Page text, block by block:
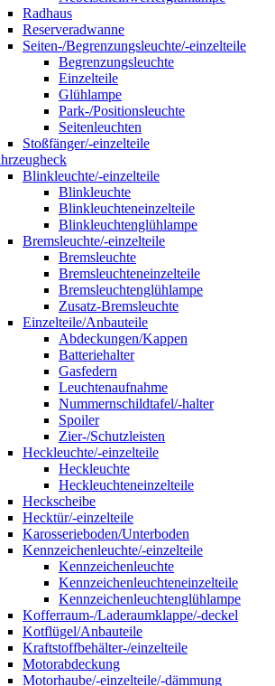
Radhaus
Reserveradwanne
Seiten-/Begrenzungsleuchte/-einzelteile
Begrenzungsleuchte
Einzelteile
Glühlampe
Park-/Positionsleuchte
Seitenleuchten
Stoßfänger/-einzelteile
Blinkleuchte/-einzelteile
Blinkleuchte
Blinkleuchteneinzelteile
Blinkleuchtenglühlampe
Bremsleuchte/-einzelteile
Bremsleuchte
Bremsleuchteneinzelteile
Bremsleuchtenglühlampe
Zusatz-Bremsleuchte
Einzelteile/Anbauteile
Abdeckungen/Kappen
Batteriehalter
Gasfedern
Leuchtenaufnahme
Nummernschildtafel/-halter
Spoiler
Zier-/Schutzleisten
Heckleuchte/-einzelteile
Heckleuchte
Heckleuchteneinzelteile
Heckscheibe
Hecktür/-einzelteile
Karosserieboden/Unterboden
Kennzeichenleuchte/-einzelteile
Kennzeichenleuchte
Kennzeichenleuchteneinzelteile
Kennzeichenleuchtenglühlampe
Kofferraum-/Laderaumklappe/-deckel
Kotflügel/Anbauteile
Kraftstoffbehälter-/einzelteile
Motorabdeckung
Motorhaube/-einzelteile/-dämmung